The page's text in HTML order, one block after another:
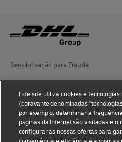
Sensibilização para Fraude
Termos de utilização
Aviso de privacidade
Este site utiliza cookies e tecnologias
(doravante denominadas
por exemplo, determinar a
páginas da Internet são visitadas e o
configurar as nossas ofertas para